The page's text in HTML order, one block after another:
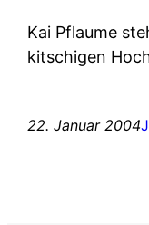
Kai Pflaume
kitschigen
22. Januar 2004